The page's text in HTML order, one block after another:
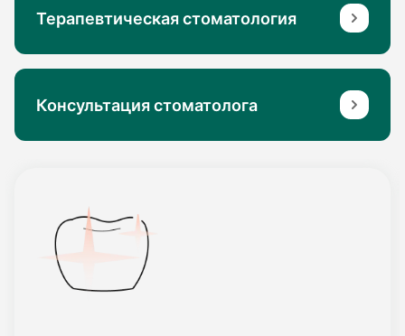
Терапевтическая стоматология
Консультация стоматолога